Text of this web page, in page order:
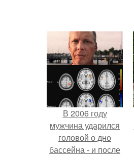
В 2006 году
мужчина ударился
головой о дно
бассейна - и после